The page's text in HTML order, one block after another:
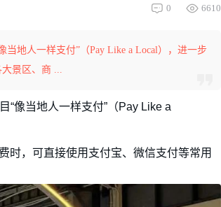
6610
0
地人一样支付”（Pay Like a Local），进一步
景区、商 ...
“像当地人一样支付”（Pay Like a
时，可直接使用支付宝、微信支付等常用